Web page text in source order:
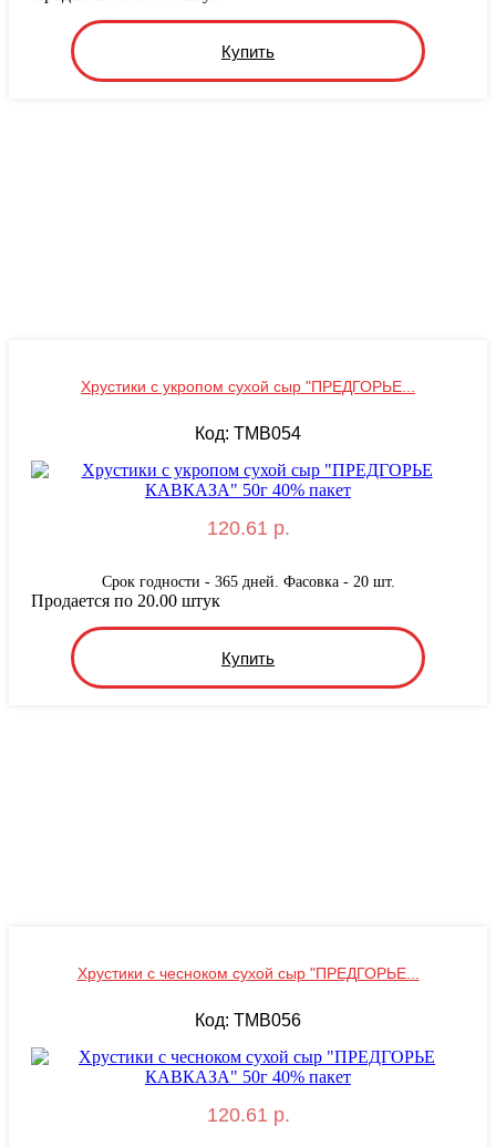
Купить
Хрустики с укропом сухой сыр "ПРЕДГОРЬЕ...
Код: TMB054
120.61 р.
Срок годности - 365 дней. Фасовка - 20 шт.
Купить
Продается по 20.00 штук
Хрустики с чесноком сухой сыр "ПРЕДГОРЬЕ...
Код: TMB056
120.61 р.